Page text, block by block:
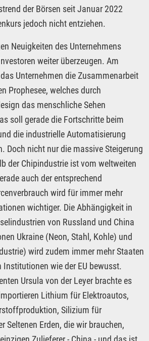
der Börsen seit Januar 2022
jedoch nicht entziehen.
Neuigkeiten des Unternehmens
weiter überzeugen. Am
Unternehmen die Zusammenarbeit
Prophesee, welches durch
das menschliche Sehen
soll gerade die Fortschritte beim
die industrielle Automatisierung
Doch nicht nur die massive Steigerung
der Chipindustrie ist vom weltweiten
auch der entsprechend
wird für immer mehr
wichtiger. Die Abhängigkeit in
von Russland und China
Ukraine (Neon, Stahl, Kohle) und
wird zudem immer mehr Staaten
wie der EU bewusst.
Ursula von der Leyer brachte es
Lithium für Elektroautos,
Silizium für
Seltenen Erden, die wir brauchen,